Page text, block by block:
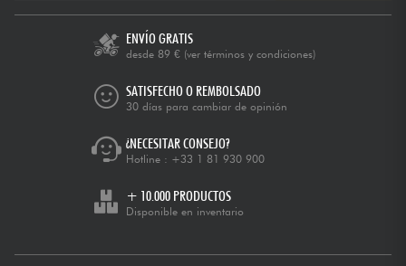
ENVÍO GRATIS
desde 89 € (ver términos y condiciones)
SATISFECHO O REMBOLSADO
30 días para cambiar de opinión
¿NECESITAR CONSEJO?
Hotline : +33 1 81 930 900
+ 10.000 PRODUCTOS
Disponible en inventario